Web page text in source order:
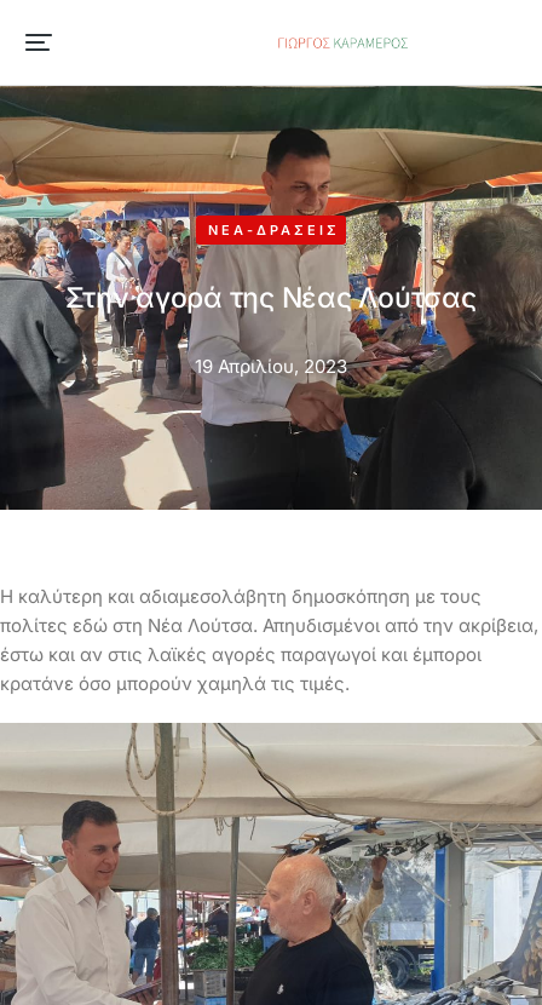
ΝΈΑ-ΔΡΆΣΕΙΣ
Στην αγορά της Νέας Λούτσας
19 Απριλίου, 2023
Η καλύτερη και αδιαμεσολάβητη δημοσκόπηση με τους
πολίτες εδώ στη Νέα Λούτσα. Απηυδισμένοι από την ακρίβεια,
έστω και αν στις λαϊκές αγορές παραγωγοί και έμποροι
κρατάνε όσο μπορούν χαμηλά τις τιμές.